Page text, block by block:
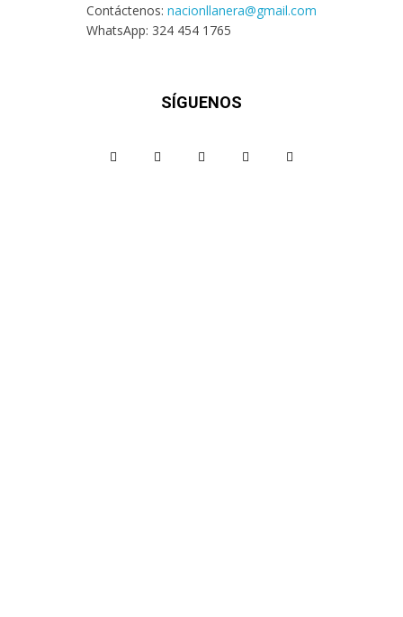
Contáctenos: nacionllanera@gmail.com
WhatsApp: 324 454 1765
SÍGUENOS